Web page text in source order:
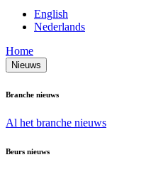
English
Nederlands
Home
Nieuws
Branche nieuws
Al het branche nieuws
Beurs nieuws